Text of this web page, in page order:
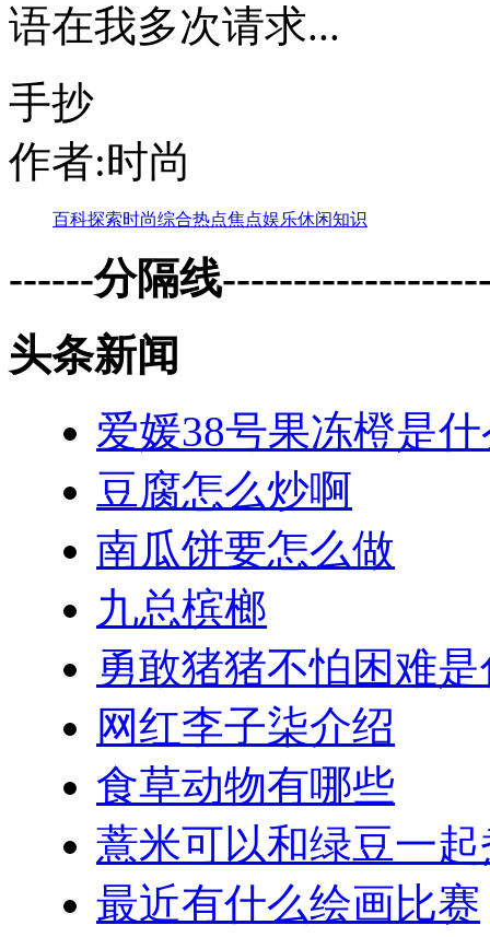
语在我多次请求...
手抄
作者:时尚
百科探索时尚综合热点焦点娱乐休闲知识
------分隔线
头条新闻
爱媛38号果冻橙是
豆腐怎么炒啊
南瓜饼要怎么做
九总槟榔
勇敢猪猪不怕困难
网红李子柒介绍
食草动物有哪些
薏米可以和绿豆一
最近有什么绘画比赛